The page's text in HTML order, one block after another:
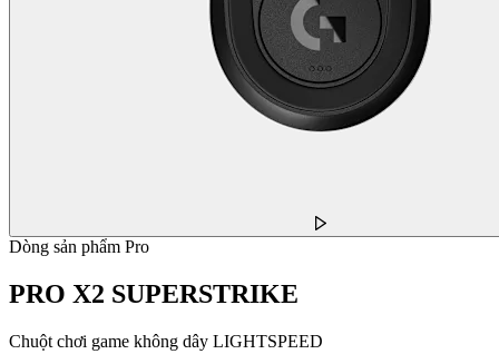
Dòng sản phẩm Pro
PRO X2 SUPERSTRIKE
Chuột chơi game không dây LIGHTSPEED